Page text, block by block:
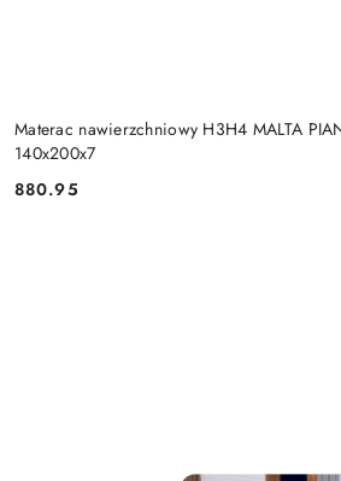
Materac nawierzchniowy H3H4 MALTA
140x200x7
Cena:
880.95